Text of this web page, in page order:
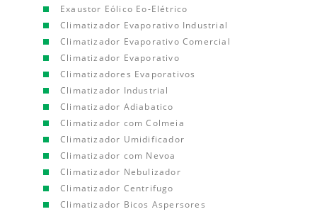
Exaustor Eólico Eo-Elétrico
Climatizador Evaporativo Industrial
Climatizador Evaporativo Comercial
Climatizador Evaporativo
Climatizadores Evaporativos
Climatizador Industrial
Climatizador Adiabatico
Climatizador com Colmeia
Climatizador Umidificador
Climatizador com Nevoa
Climatizador Nebulizador
Climatizador Centrifugo
Climatizador Bicos Aspersores